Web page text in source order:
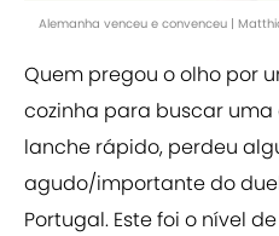
Alemanha venceu e convenceu |
Quem pregou o olho por
cozinha para buscar uma
lanche rápido, perdeu
agudo/importante do
Portugal. Este foi o nível